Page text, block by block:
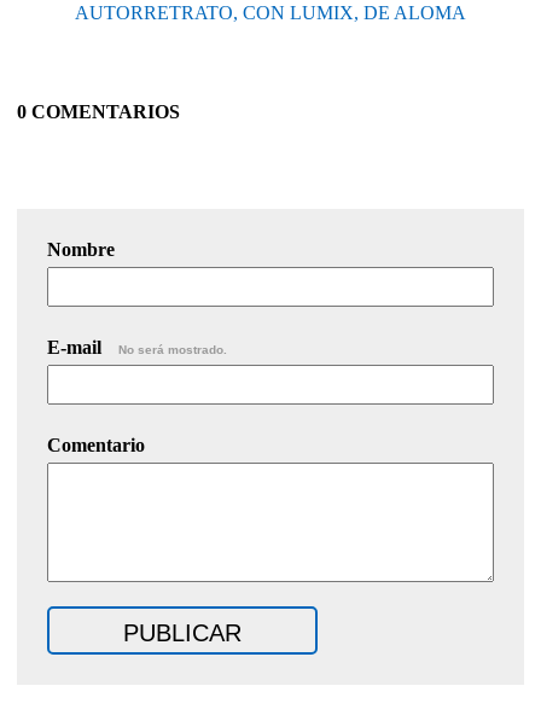
AUTORRETRATO, CON LUMIX, DE ALOMA
0 COMENTARIOS
Nombre
E-mail No será mostrado.
Comentario